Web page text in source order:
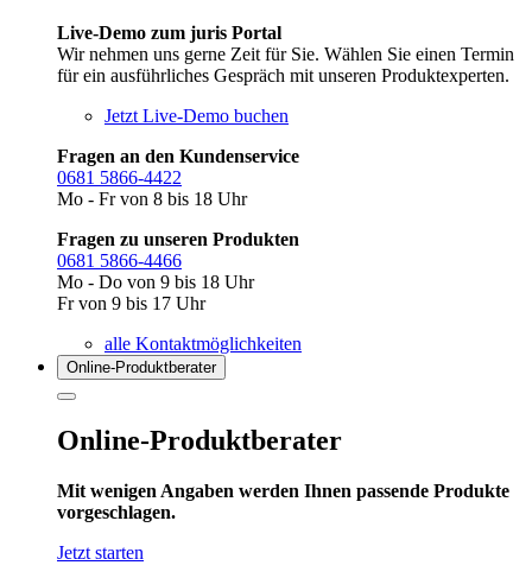
Live-Demo zum juris Portal
Wir nehmen uns gerne Zeit für Sie. Wählen Sie einen Termin
für ein ausführliches Gespräch mit unseren Produktexperten.
Jetzt Live-Demo buchen
Fragen an den Kundenservice
0681 5866-4422
Mo - Fr von 8 bis 18 Uhr
Fragen zu unseren Produkten
0681 5866-4466
Mo - Do von 9 bis 18 Uhr
Fr von 9 bis 17 Uhr
alle Kontaktmöglichkeiten
Online-Produkt­berater
Online-Produktberater
Mit wenigen Angaben werden Ihnen passende Produkte
vorgeschlagen.
Jetzt starten